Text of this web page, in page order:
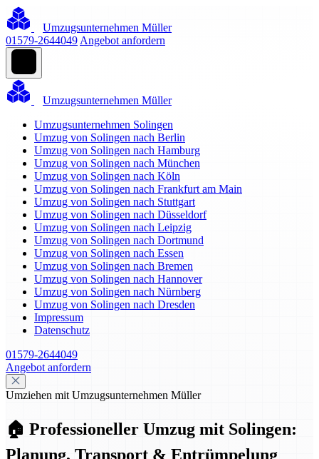
Umzugsunternehmen Müller
01579-2644049 Angebot anfordern
Umzugsunternehmen Müller
Umzugsunternehmen Solingen
Umzug von Solingen nach Berlin
Umzug von Solingen nach Hamburg
Umzug von Solingen nach München
Umzug von Solingen nach Köln
Umzug von Solingen nach Frankfurt am Main
Umzug von Solingen nach Stuttgart
Umzug von Solingen nach Düsseldorf
Umzug von Solingen nach Leipzig
Umzug von Solingen nach Dortmund
Umzug von Solingen nach Essen
Umzug von Solingen nach Bremen
Umzug von Solingen nach Hannover
Umzug von Solingen nach Nürnberg
Umzug von Solingen nach Dresden
Impressum
Datenschutz
01579-2644049
Angebot anfordern
Umziehen mit Umzugsunternehmen Müller
🏠 Professioneller Umzug mit Solingen:
Planung, Transport & Entrümpelung